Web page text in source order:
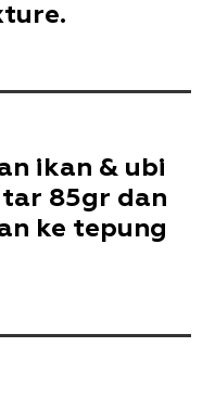
ikan & ubi
85gr dan
ke tepung